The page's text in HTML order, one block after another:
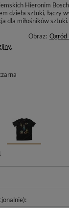
Hieronim
dzieła sztuki, łączy
dla miłośników sztuki.
Obraz: Ogród
,